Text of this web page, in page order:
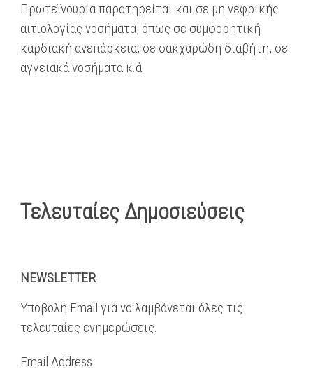
Πρωτεϊνουρία παρατηρείται και σε μη νεφρικής
αιτιολογίας νοσήματα, όπως σε συμφορητική
καρδιακή ανεπάρκεια, σε σακχαρώδη διαβήτη, σε
αγγειακά νοσήματα κ.ά.
Τελευταίες Δημοσιεύσεις
NEWSLETTER
Υποβολή Email για να λαμβάνεται όλες τις
τελευταίες ενημερώσεις.
Email Address